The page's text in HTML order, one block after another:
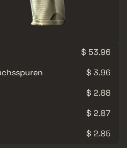
$ 53.96
$ 3.96
$ 2.88
$ 2.87
$ 2.85